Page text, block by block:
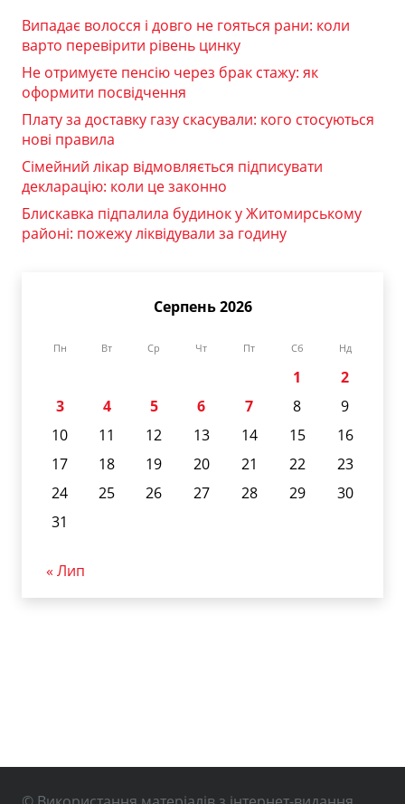
Випадає волосся і довго не гояться рани: коли
варто перевірити рівень цинку
Не отримуєте пенсію через брак стажу: як
оформити посвідчення
Плату за доставку газу скасували: кого стосуються
нові правила
Сімейний лікар відмовляється підписувати
декларацію: коли це законно
Блискавка підпалила будинок у Житомирському
районі: пожежу ліквідували за годину
Серпень 2026
Пн Вт Ср Чт Пт Сб Нд
1
2
3
4 5 6 7 8
9
10
11 12 13 14 15
16
17
18 19 20 21 22
23
24
25 26 27 28 29
30
31
« Лип